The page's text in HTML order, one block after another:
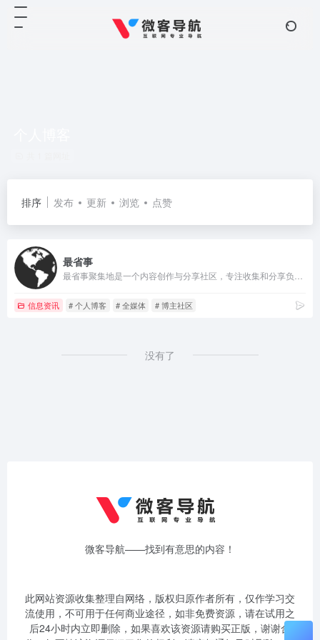
排序 发布 更新 浏览 点赞
最省事
信息资讯 # 个人博客 # 全媒体 # 博主社区
没有了
微客导航——找到有意思的内容！
此网站资源收集整理自网络，版权归原作者所有，仅作学习交
流使用，不可用于任何商业途径，如非免费资源，请在试用之
后24小时内立即删除，如果喜欢该资源请购买正版，谢谢合